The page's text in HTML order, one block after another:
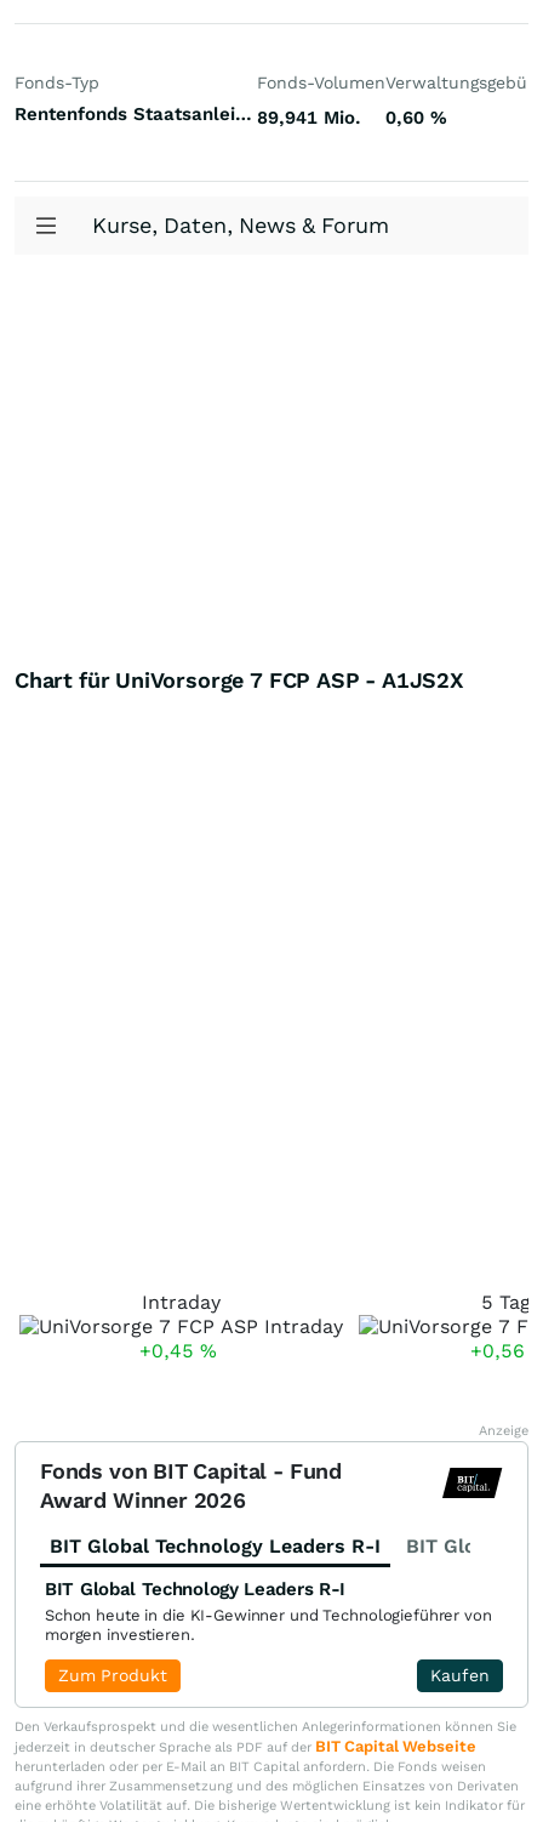
Fonds-Typ
Rentenfonds Staatsanleihen lange Laufzeiten Euroland Euro
Fonds-Volumen
89,941 Mio. 0,60 %
Kurse, Daten, News & Forum
Chart für UniVorsorge 7 FCP ASP - A1JS2X
Intraday
+0,45 %
5 Tage
+0,56
Anzeige
Fonds von BIT Capital - Fund
Award Winner 2026
BIT Global Technology Leaders R-I BIT Global
BIT Global Technology Leaders R-I
Schon heute in die KI-Gewinner und Technologieführer von
morgen investieren.
Kaufen
Zum Produkt
Den Verkaufsprospekt und die wesentlichen Anlegerinformationen können Sie
jederzeit in deutscher Sprache als PDF auf der BIT Capital Webseite
herunterladen oder per E-Mail an BIT Capital anfordern. Die Fonds weisen
aufgrund ihrer Zusammensetzung und des möglichen Einsatzes von Derivaten
eine erhöhte Volatilität auf. Die bisherige Wertentwicklung ist kein Indikator für